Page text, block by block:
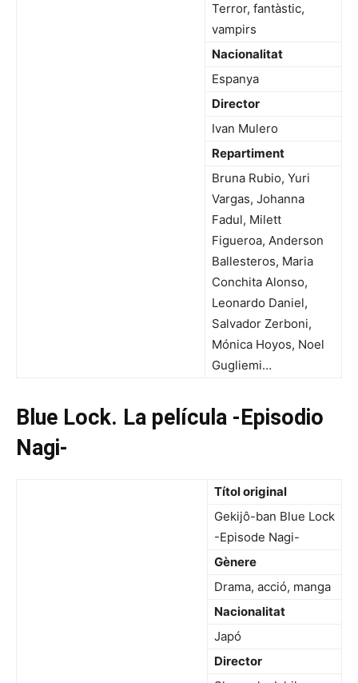
Terror, fantàstic,
vampirs
Nacionalitat
Espanya
Director
Ivan Mulero
Repartiment
Bruna Rubio, Yuri
Vargas, Johanna
Fadul, Milett
Figueroa, Anderson
Ballesteros, Maria
Conchita Alonso,
Leonardo Daniel,
Salvador Zerboni,
Mónica Hoyos, Noel
Gugliemi…
Blue Lock. La película -Episodio
Nagi-
Títol original
Gekijô-ban Blue Lock
-Episode Nagi-
Gènere
Drama, acció, manga
Nacionalitat
Japó
Director